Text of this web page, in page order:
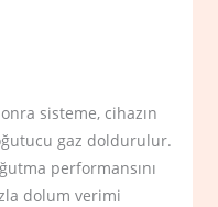
sisteme, cihazın
gaz doldurulur.
performansını
dolum verimi